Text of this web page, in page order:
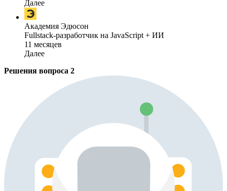
Далее
Академия Эдюсон
Fullstack-разработчик на JavaScript + ИИ
11 месяцев
Далее
Решения вопроса 2